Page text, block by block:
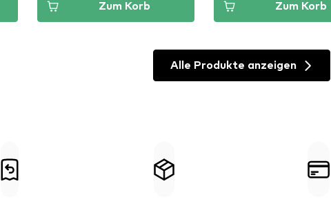
Zum Korb Zum Korb
Alle Produkte anzeigen